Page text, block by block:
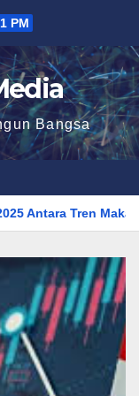
PM
Bangsa
Street Food